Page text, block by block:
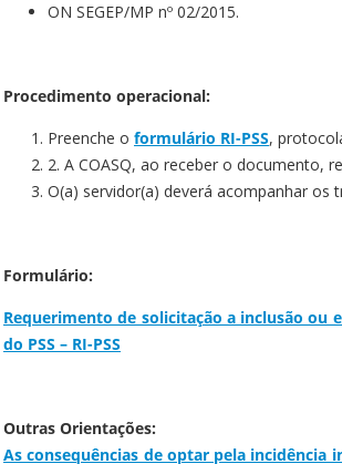
ON SEGEP/MP nº 02/2015.
Procedimento operacional:
Preenche o formulário RI-PSS,
2. A COASQ, ao receber o documento,
O(a) servidor(a) deverá acompanhar os
Formulário:
Requerimento de solicitação a inclusão ou
do PSS – RI-PSS
Outras Orientações:
As consequências de optar pela incidência